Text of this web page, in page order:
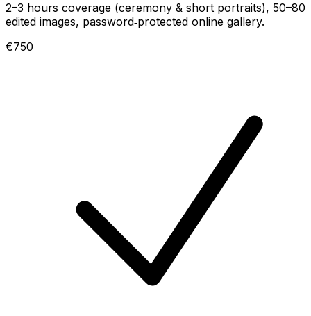
2–3 hours coverage (ceremony & short portraits), 50–80
edited images, password‑protected online gallery.
€750